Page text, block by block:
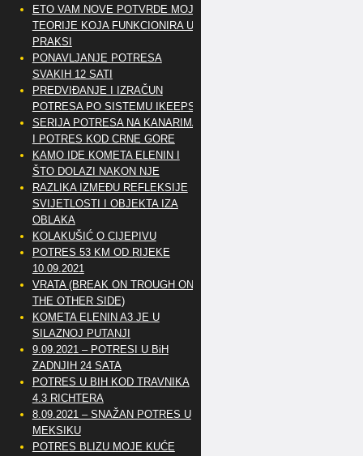
ETO VAM NOVE POTVRDE MOJE
TEORIJE KOJA FUNKCIONIRA U
PRAKSI
PONAVLJANJE POTRESA
SVAKIH 12 SATI
PREDVIĐANJE I IZRAČUN
POTRESA PO SISTEMU IKEEPS
SERIJA POTRESA NA KANARIMA
I POTRES KOD CRNE GORE
KAMO IDE KOMETA ELENIN I
ŠTO DOLAZI NAKON NJE
RAZLIKA IZMEĐU REFLEKSIJE
SVIJETLOSTI I OBJEKTA IZA
OBLAKA
KOLAKUŠIĆ O CIJEPIVU
POTRES 53 KM OD RIJEKE
10.09.2021
VRATA (BREAK ON TROUGH ON
THE OTHER SIDE)
KOMETA ELENIN A3 JE U
SILAZNOJ PUTANJI
9.09.2021 – POTRESI U BiH
ZADNJIH 24 SATA
POTRES U BIH KOD TRAVNIKA
4.3 RICHTERA
8.09.2021 – SNAŽAN POTRES U
MEKSIKU
POTRES BLIZU MOJE KUĆE